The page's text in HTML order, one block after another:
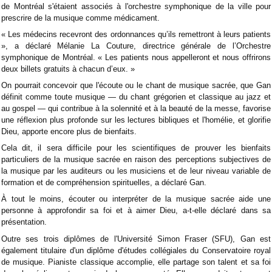
de Montréal s'étaient associés à l'orchestre symphonique de la ville pour
prescrire de la musique comme médicament.
« Les médecins recevront des ordonnances qu’ils remettront à leurs patients
», a déclaré Mélanie La Couture, directrice générale de l’Orchestre
symphonique de Montréal. « Les patients nous appelleront et nous offrirons
deux billets gratuits à chacun d’eux. »
On pourrait concevoir que l'écoute ou le chant de musique sacrée, que Gan
définit comme toute musique — du chant grégorien et classique au jazz et
au gospel — qui contribue à la solennité et à la beauté de la messe, favorise
une réflexion plus profonde sur les lectures bibliques et l'homélie, et glorifie
Dieu, apporte encore plus de bienfaits.
Cela dit, il sera difficile pour les scientifiques de prouver les bienfaits
particuliers de la musique sacrée en raison des perceptions subjectives de
la musique par les auditeurs ou les musiciens et de leur niveau variable de
formation et de compréhension spirituelles, a déclaré Gan.
À tout le moins, écouter ou interpréter de la musique sacrée aide une
personne à approfondir sa foi et à aimer Dieu, a-t-elle déclaré dans sa
présentation.
Outre ses trois diplômes de l'Université Simon Fraser (SFU), Gan est
également titulaire d'un diplôme d'études collégiales du Conservatoire royal
de musique. Pianiste classique accomplie, elle partage son talent et sa foi